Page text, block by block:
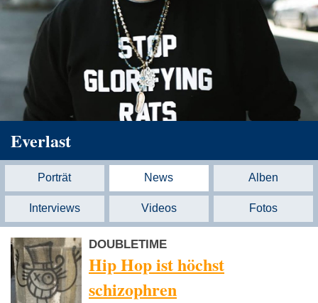
Everlast
Porträt News Alben
Interviews Videos Fotos
DOUBLETIME
Hip Hop ist höchst
schizophren